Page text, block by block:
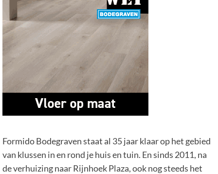
Formido Bodegraven staat al 35 jaar klaar op het gebied
van klussen in en rond je huis en tuin. En sinds 2011, na
de verhuizing naar Rijnhoek Plaza, ook nog steeds het